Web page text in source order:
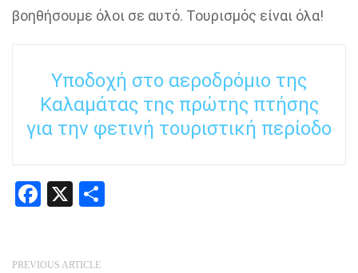
βοηθήσουμε όλοι σε αυτό. Τουρισμός είναι όλα!
Υποδοχή στο αεροδρόμιο της
Καλαμάτας της πρώτης πτήσης
για την φετινή τουριστική περίοδο
Facebook
X
PREVIOUS ARTICLE